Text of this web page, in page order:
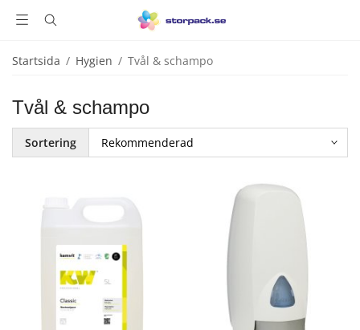
Startsida / Hygien / Tvål & schampo
Tvål & schampo
Sortering